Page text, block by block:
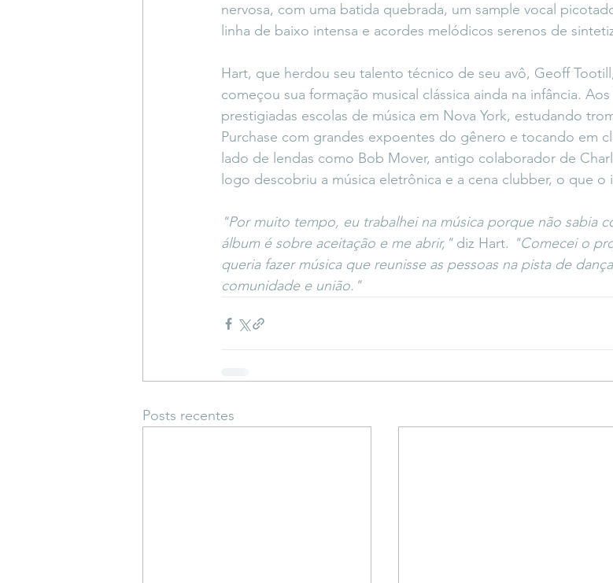
nervosa, com uma batida quebrada, um sample vocal
linha de baixo intensa e acordes melódicos serenos de
Hart, que herdou seu talento técnico de seu avô, Geoff
começou sua formação musical clássica ainda na infância.
prestigiadas escolas de música em Nova York, estudando
Purchase com grandes expoentes do gênero e tocando em
lado de lendas como Bob Mover, antigo colaborador de
logo descobriu a música eletrônica e a cena clubber, o que
"Por muito tempo, eu trabalhei na música porque não sabia
álbum é sobre aceitação e me abrir," diz Hart. "Comecei o
queria fazer música que reunisse as pessoas na pista de
comunidade e união."
Posts recentes